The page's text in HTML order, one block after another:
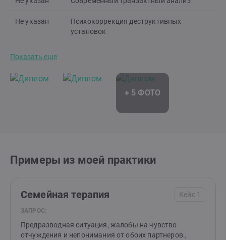
Не указан
Психокоррекция деструктивных
установок
Показать еще
Примеры из моей практики
Семейная терапия Кейс 1
ЗАПРОС:
Предразводная ситуация, жалобы на чувство
отчуждения и непонимания от обоих партнеров.,